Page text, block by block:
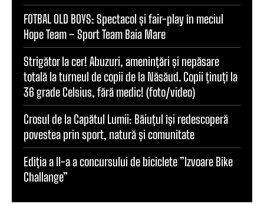
FOTBAL OLD BOYS: Spectacol și fair-play în meciul
Hope Team – Sport Team Baia Mare
Strigător la cer! Abuzuri, amenințări și nepăsare
totală la turneul de copii de la Năsăud. Copii ținuți la
36 grade Celsius, fără medic! (foto/video)
Crosul de la Capătul Lumii: Băiuțul își redescoperă
povestea prin sport, natură și comunitate
Ediția a II-a a concursului de biciclete ”Izvoare Bike
Challange”